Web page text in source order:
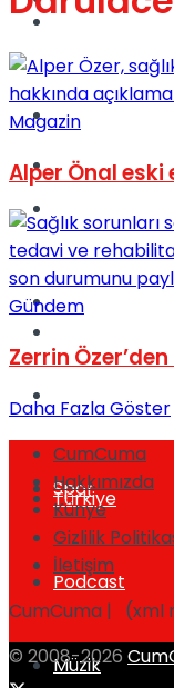
Kadınca
Türkiye
Müzik
Dünya
Türkiye
Sinema
Spor
Podcast
Magazin
Alper Önal eski
Gündem
Zerrin
Daha Fazla Göster
CumCuma
Hakkımızda
Künye
Gizlilik
İletişim
CumCuma | (xml
© 2008-2026